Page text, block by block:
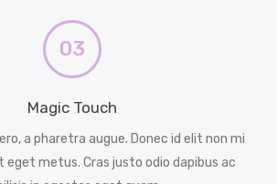
03
Magic Touch
a pharetra augue. Donec id elit non mi
eget metus. Cras justo odio dapibus ac